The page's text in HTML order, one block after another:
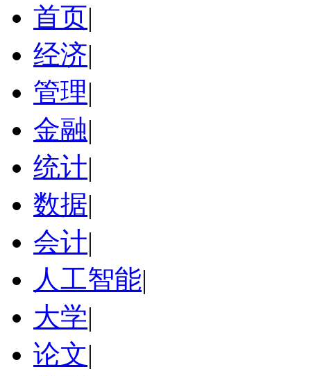
首页|
经济|
管理|
金融|
统计|
数据|
会计|
人工智能|
大学|
论文|